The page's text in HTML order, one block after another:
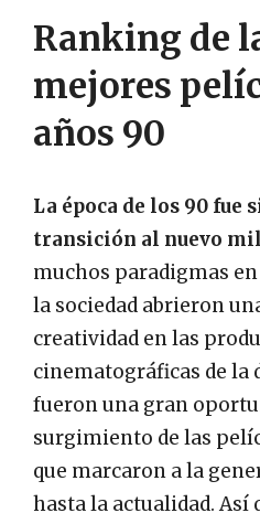
Ranking de
mejores
años 90
La época de los 90 fue
transición al nuevo
muchos paradigmas
la sociedad abrieron
creatividad en las
cinematográficas de la
fueron una gran
surgimiento de las
que marcaron a la
hasta la actualidad. Así